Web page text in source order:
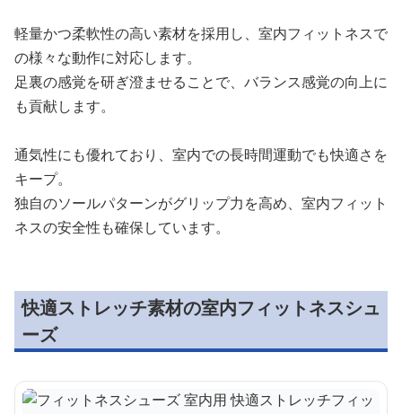
軽量かつ柔軟性の高い素材を採用し、室内フィットネスで
の様々な動作に対応します。
足裏の感覚を研ぎ澄ませることで、バランス感覚の向上に
も貢献します。
通気性にも優れており、室内での長時間運動でも快適さを
キープ。
独自のソールパターンがグリップ力を高め、室内フィット
ネスの安全性も確保しています。
快適ストレッチ素材の室内フィットネスシュ
ーズ